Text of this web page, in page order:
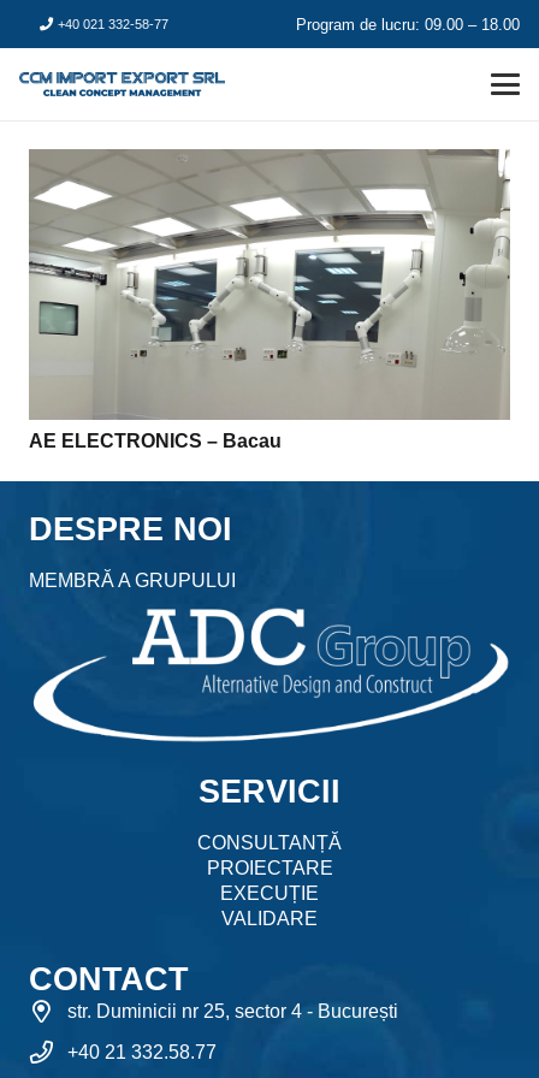
+40 021 332-58-77 Program de lucru: 09.00 – 18.00
AE ELECTRONICS – Bacau
DESPRE NOI
MEMBRĂ A GRUPULUI
SERVICII
CONSULTANȚĂ
PROIECTARE
EXECUȚIE
VALIDARE
CONTACT
str. Duminicii nr 25, sector 4 - București
+40 21 332.58.77